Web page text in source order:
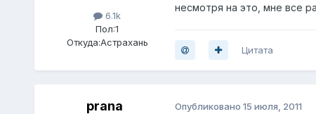
6.1k
Пол:1
Откуда:Астрахань
несмотря на это, мне все
Цитата
prana Опубликовано 15 июля, 2011